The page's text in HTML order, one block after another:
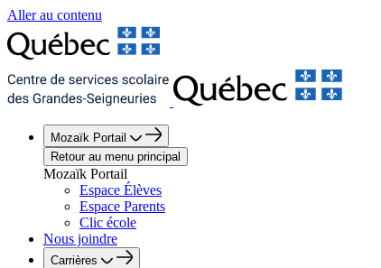
Aller au contenu
Mozaïk Portail
Retour au menu principal
Mozaïk Portail
Espace Élèves
Espace Parents
Clic école
Nous joindre
Carrières